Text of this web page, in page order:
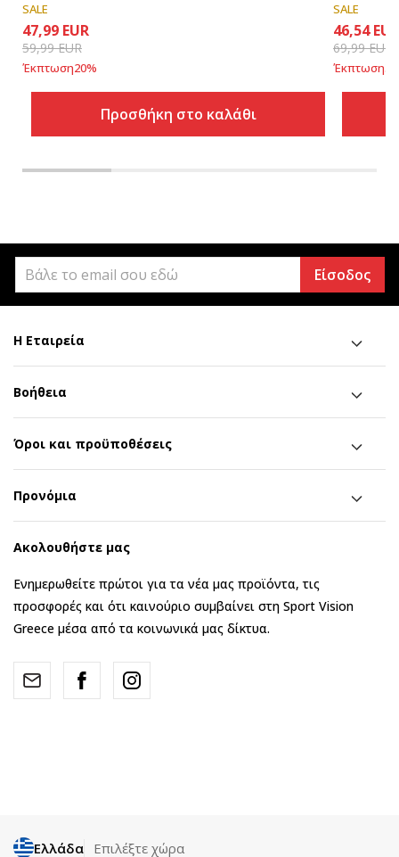
SALE
47,99 EUR
59,99EUR
Έκπτωση20%
Προσθήκη στο καλάθι
SALE
46,54 EUR
69,99EUR
Έκπτωση33
Είσοδος
Η Εταιρεία
Βοήθεια
Όροι και προϋποθέσεις
Προνόμια
Ακολουθήστε μας
Ενημερωθείτε πρώτοι για τα νέα μας προϊόντα, τις
προσφορές και ότι καινούριο συμβαίνει στη Sport Vision
Greece μέσα από τα κοινωνικά μας δίκτυα.
Ελλάδα Επιλέξτε χώρα